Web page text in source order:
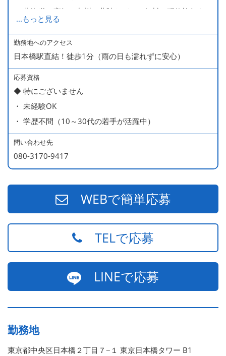
・ 北海道や高知、九州、北陸などへの無料の研修旅行あり
ます
・ 無料の美味しい まかない食 あり
...もっと見る
勤務地へのアクセス
日本橋駅直結！徒歩1分（雨の日も濡れずに安心）
応募資格
◆ 特にございません
・ 未経験OK
・ 学歴不問（10～30代の若手が活躍中）
問い合わせ先
080-3170-9417
WEBで簡単応募
TELで応募
LINEで応募
勤務地
東京都中央区日本橋２丁目７−１ 東京日本橋タワー B1